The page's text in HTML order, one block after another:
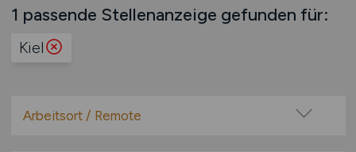
1 passende Stellenanzeige gefunden für:
Kiel
Arbeitsort / Remote